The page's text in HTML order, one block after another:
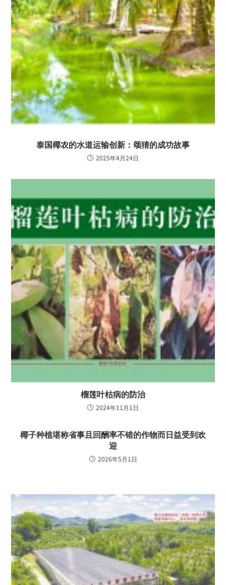
泰国椰农的水道运输创新：颂猜的成功故事
2025年4月24日
榴莲叶枯病的防治
2024年11月1日
椰子种植堪称省事且回酬率不错的作物而日益受到欢
迎
2026年5月1日